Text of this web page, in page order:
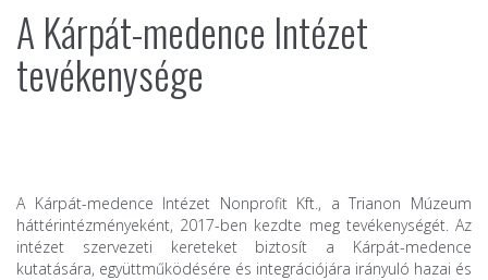
A Kárpát-medence Intézet
tevékenysége
A Kárpát-medence Intézet Nonprofit Kft., a Trianon Múzeum
háttérintézményeként, 2017-ben kezdte meg tevékenységét. Az
intézet szervezeti kereteket biztosít a Kárpát-medence
kutatására, együttműködésére és integrációjára irányuló hazai és